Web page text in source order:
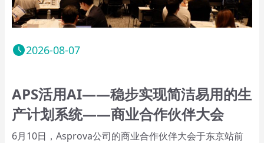
2026-08-07
APS活用AI——稳步实现简洁易用的生
产计划系统——商业合作伙伴大会
6月10日，Asprova公司的商业合作伙伴大会于东京站前